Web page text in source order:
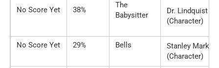
No Score Yet 38%
The
Babysitter
Dr. Lindquist
(Character)
No Score Yet 29% Bells
Stanley
(Character)